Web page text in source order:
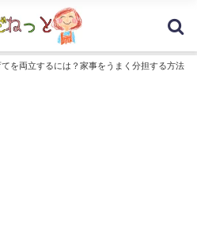
を両立するには？家事をうまく分担する方法